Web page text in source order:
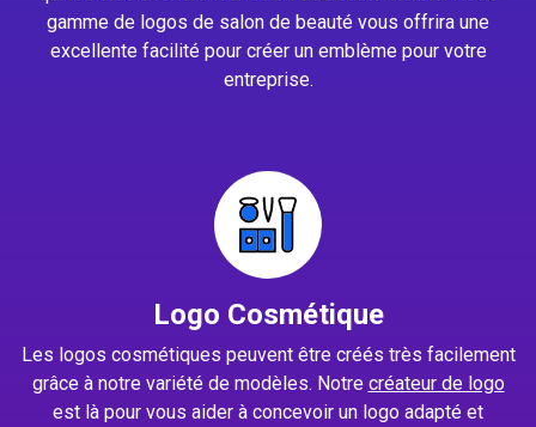
gamme de logos de salon de beauté vous offrira une
excellente facilité pour créer un emblème pour votre
entreprise.
Logo Cosmétique
Les logos cosmétiques peuvent être créés très facilement
grâce à notre variété de modèles. Notre créateur de logo
est là pour vous aider à concevoir un logo adapté et